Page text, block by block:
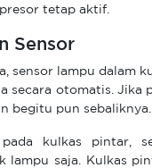
tetap aktif.
Sensor
sensor lampu dalam
secara otomatis. Jika
begitu pun sebaliknya.
kulkas pintar,
lampu saja. Kulkas